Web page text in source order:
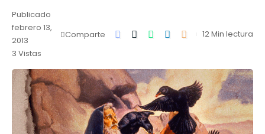
Publicado
febrero 13,
2013
3 Vistas
Comparte 12 Min lectura